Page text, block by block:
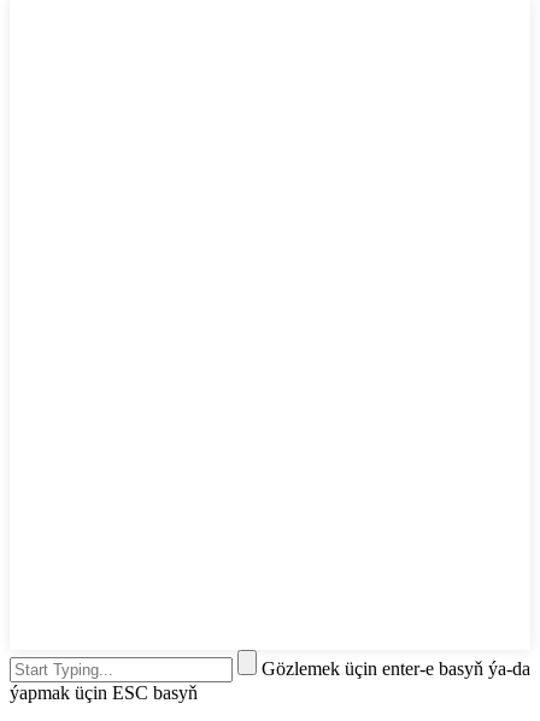
Gözlemek üçin enter-e basyň ýa-da
ýapmak üçin ESC basyň